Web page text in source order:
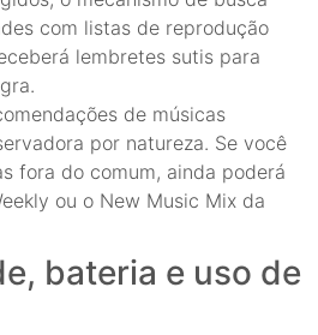
com listas de reprodução
lembretes sutis para
de músicas
por natureza. Se você
fora do comum, ainda poderá
ou o New Music Mix da
bateria e uso de